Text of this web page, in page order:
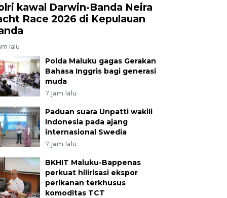
kawal Darwin-Banda Neira
Race 2026 di Kepulauan
lalu
Polda Maluku gagas Gerakan
Bahasa Inggris bagi generasi
muda
7 jam lalu
Paduan suara Unpatti wakili
Indonesia pada ajang
internasional Swedia
7 jam lalu
BKHIT Maluku-Bappenas
perkuat hilirisasi ekspor
perikanan terkhusus
komoditas TCT